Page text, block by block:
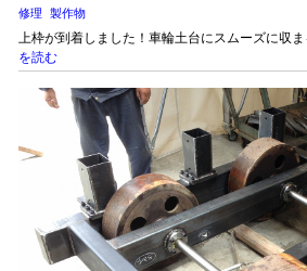
修理 製作物
上枠が到着しました！車輪土台にスムーズに収
を読む